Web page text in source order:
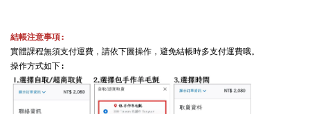
結帳注意事項:
實體課程無須支付運費，請依下圖操作，避免結帳時多支付運費哦。